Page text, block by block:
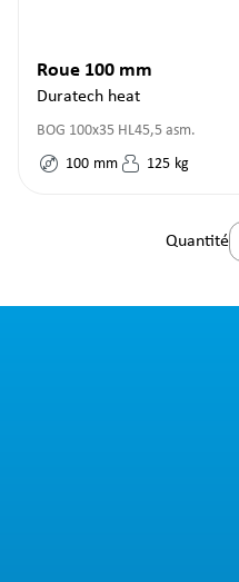
Roue 100 mm
Duratech heat
BOG 100x35 HL45,5 asm.
100 mm 125 kg
Quantité